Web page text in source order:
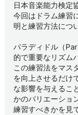
日本音楽能力検定
今回はドラム練習
明と練習方法につ
パラディドル（
的で重要なリズム
この練習法をマス
を向上させるだけ
な影響を与えるこ
かのバリエーショ
練習すべきかを見